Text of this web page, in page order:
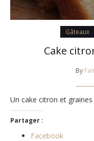
Gâteaux
Cake
By
Un cake citron et graines
Partager :
Facebook